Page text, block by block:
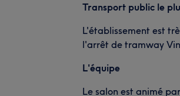
Transport public le
L'établissement est
l'arrêt de tramway
L'équipe
Le salon est animé